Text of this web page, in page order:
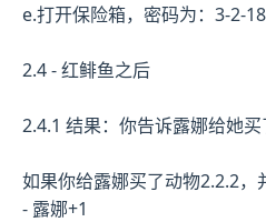
e.打开保险箱，密码为：3-2-18
2.4 - 红鲱鱼之后
2.4.1 结果：你告诉露娜给她
如果你给露娜买了动物2.2.2
- 露娜+1